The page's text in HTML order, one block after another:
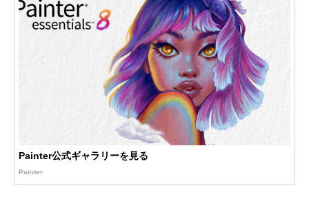
Painter公式ギャラリーを見る
Painter